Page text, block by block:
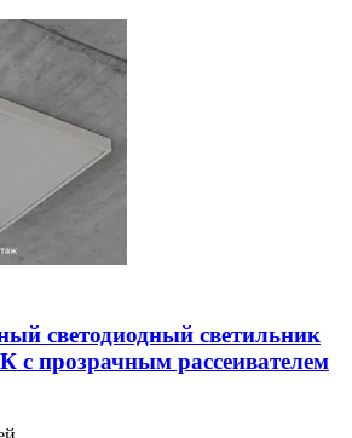
светодиодный светильник
с прозрачным рассеивателем